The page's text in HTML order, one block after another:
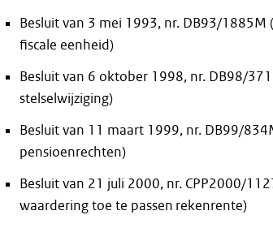
Besluit van 3 mei 1993, nr. DB93/
fiscale eenheid)
Besluit van 6 oktober 1998, nr. DB98/
stelselwijziging)
Besluit van 11 maart 1999, nr. DB99/
pensioenrechten)
Besluit van 21 juli 2000, nr. CPP2000/
waardering toe te passen rekenrente)